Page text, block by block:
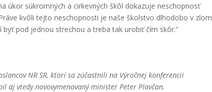
úkor súkromných a cirkevných škôl dokazuje neschopnosť
kvôli tejto neschopnosti je naše školstvo dlhodobo v zlom
pod jednou strechou a treba tak urobiť čím skôr.“
NR SR, ktorí sa zúčastnili na Výročnej konferencii
aj vtedy novovymenovaný minister Peter Plavčan.